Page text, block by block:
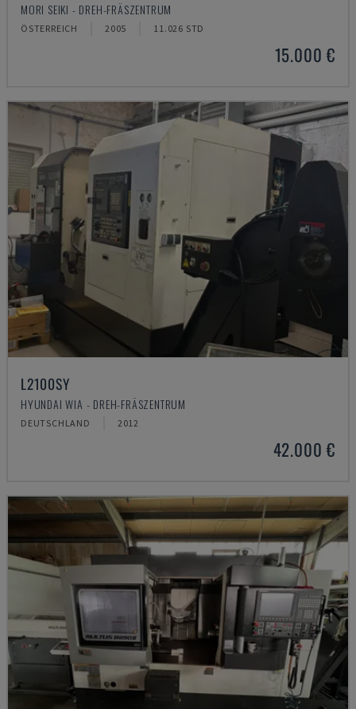
MORI SEIKI - DREH-FRÄSZENTRUM
ÖSTERREICH 2005 11.026 STD
15.000 €
L2100SY
HYUNDAI WIA - DREH-FRÄSZENTRUM
DEUTSCHLAND 2012
42.000 €